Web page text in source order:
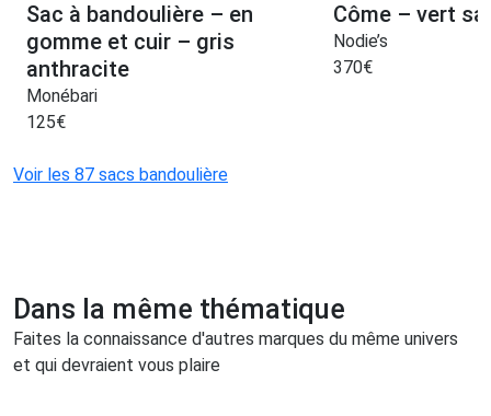
Sac à bandoulière – en
gomme et cuir – gris
anthracite
Monébari
125€
Côme – vert
Nodie’s
370€
Voir les 87 sacs bandoulière
Dans la même thématique
Faites la connaissance d'autres marques du même univers
et qui devraient vous plaire